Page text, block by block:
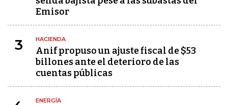
Emisor
3 HACIENDA
Anif propuso un ajuste fiscal de $53
billones ante el deterioro de las
cuentas públicas
ENERGÍA